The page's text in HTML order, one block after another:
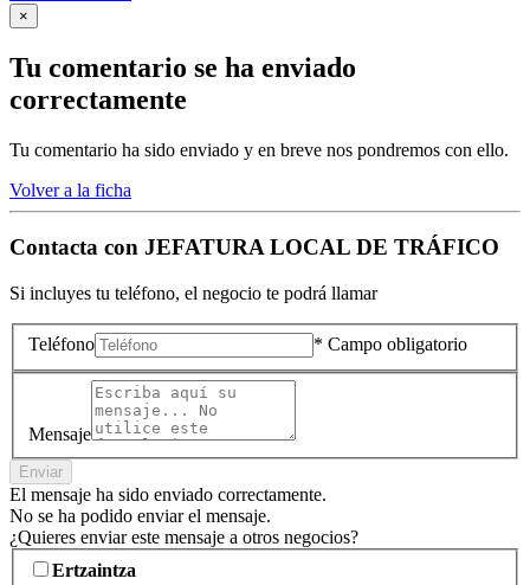
×
Tu comentario se ha enviado
correctamente
Tu comentario ha sido enviado y en breve nos pondremos con ello.
Volver a la ficha
Contacta con JEFATURA LOCAL DE TRÁFICO
Si incluyes tu teléfono, el negocio te podrá llamar
Teléfono * Campo obligatorio
Mensaje
Enviar
El mensaje ha sido enviado correctamente.
No se ha podido enviar el mensaje.
¿Quieres enviar este mensaje a otros negocios?
Ertzaintza